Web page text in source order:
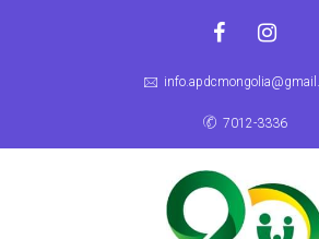
7012-3336